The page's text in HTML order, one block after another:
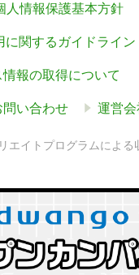
人情報保護基本方針
に関するガイドライン
報の取得について
い合わせ 運営会
エイトプログラムによる